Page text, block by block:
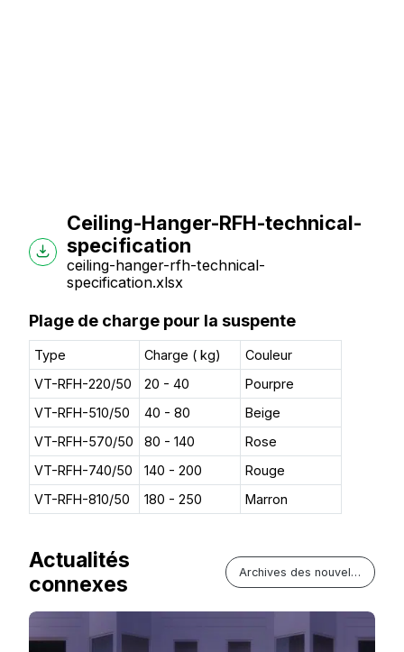
Ceiling-Hanger-RFH-technical-
specification
ceiling-hanger-rfh-technical-
specification.xlsx
Plage de charge pour la suspente
Type Charge ( kg)
Couleur
VT-RFH-220/50
20 - 40
Pourpre
VT-RFH-510/50
40 - 80
Beige
VT-RFH-570/50
80 - 140
Rose
VT-RFH-740/50
140 - 200
Rouge
VT-RFH-810/50
180 - 250 Marron
Actualités
connexes
Archives des nouvelles